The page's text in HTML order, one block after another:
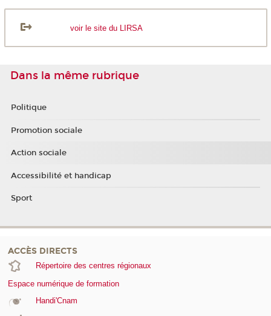
voir le site du LIRSA
Dans la même rubrique
Politique
Promotion sociale
Action sociale
Accessibilité et handicap
Sport
ACCÈS DIRECTS
Répertoire des centres régionaux
Espace numérique de formation
Handi'Cnam